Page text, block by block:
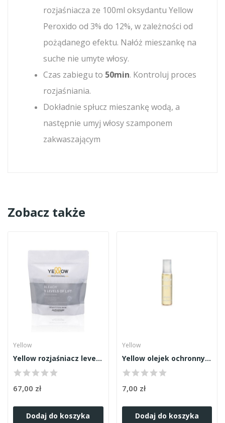
rozjaśniacza ze 100ml oksydantu Yellow
Peroxido od 3% do 12%, w zależności od
pożądanego efektu. Nałóż mieszankę na
suche nie umyte włosy.
Czas zabiegu to 50min. Kontroluj proces
rozjaśniania.
Dokładnie spłucz mieszankę wodą, a
następnie umyj włosy szamponem
zakwaszającym
Zobacz także
Yellow
Yellow rozjaśniacz level 9 500g
67,00 zł
Dodaj do koszyka
Yellow
Yellow olejek ochronny 13ml
7,00 zł
Dodaj do koszyka